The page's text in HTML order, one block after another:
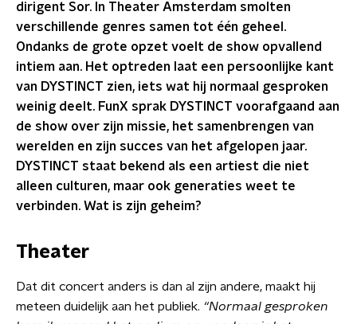
dirigent Sor. In Theater Amsterdam smolten
verschillende genres samen tot één geheel.
Ondanks de grote opzet voelt de show opvallend
intiem aan. Het optreden laat een persoonlijke kant
van DYSTINCT zien, iets wat hij normaal gesproken
weinig deelt. FunX sprak DYSTINCT voorafgaand aan
de show over zijn missie, het samenbrengen van
werelden en zijn succes van het afgelopen jaar.
DYSTINCT staat bekend als een artiest die niet
alleen culturen, maar ook generaties weet te
verbinden. Wat is zijn geheim?
Theater
Dat dit concert anders is dan al zijn andere, maakt hij
meteen duidelijk aan het publiek. “Normaal gesproken